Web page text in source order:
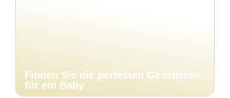
Finden Sie die perfekten Geschenke
für ein Baby